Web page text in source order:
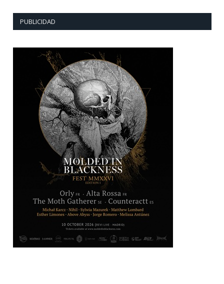
PUBLICIDAD